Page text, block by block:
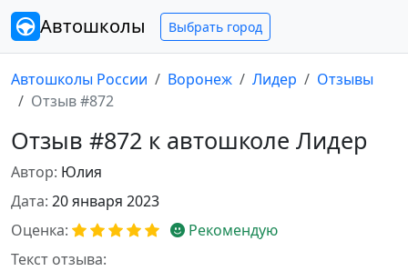
Автошколы Выбрать город
Автошколы России Воронеж Лидер
Отзывы
Отзыв #872
Отзыв #872 к автошколе Лидер
Автор: Юлия
Дата: 20 января 2023
Оценка:
Рекомендую
Текст отзыва: